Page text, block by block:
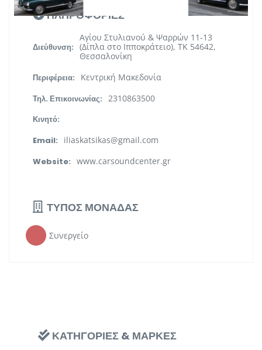
ΠΛΗΡΟΦΟΡΙΕΣ
Διεύθυνση:
Αγίου Στυλιανού & Ψαρρών 11-13
(Δίπλα στο Ιπποκράτειο), TK 54642,
Θεσσαλονίκη
Περιφέρεια:
Κεντρική Μακεδονία
Τηλ. Επικοινωνίας: 2310863500
Κινητό:
Email:
iliaskatsikas@gmail.com
Website: www.carsoundcenter.gr
ΤΥΠΟΣ ΜΟΝΑΔΑΣ
Συνεργείο
ΚΑΤΗΓΟΡΙΕΣ & ΜΑΡΚΕΣ